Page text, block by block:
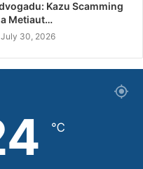
Kazu Scamming
Metiaut…
July 30, 2026
℃